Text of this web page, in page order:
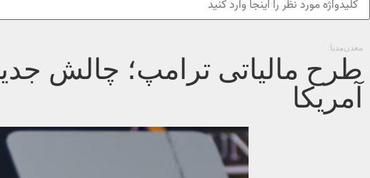
معدن‌مدیا:
طرح مالیاتی ترامپ؛ چالش
آمریکا